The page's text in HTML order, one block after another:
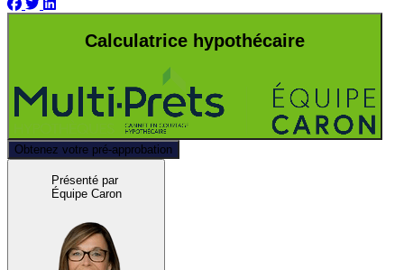
Calculatrice hypothécaire
Obtenez votre pré-approbation
Présenté par
Équipe Caron